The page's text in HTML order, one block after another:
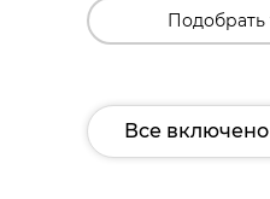
Подобрать
Все включено